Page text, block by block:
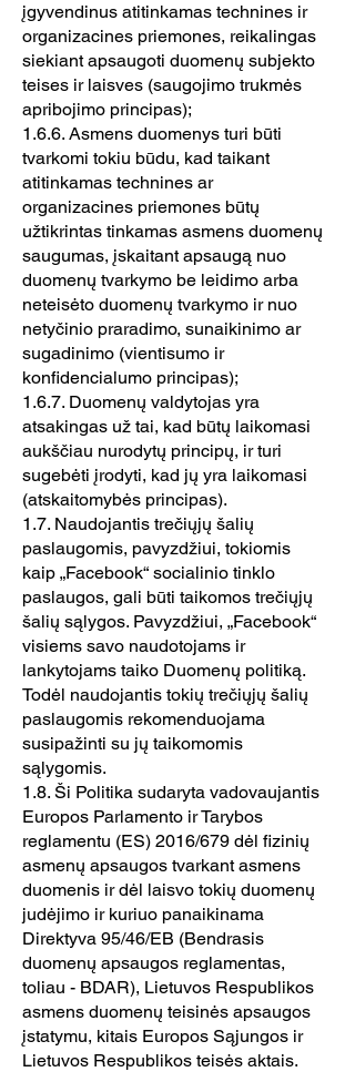
įgyvendinus atitinkamas technines ir
organizacines priemones, reikalingas
siekiant apsaugoti duomenų subjekto
teises ir laisves (saugojimo trukmės
apribojimo principas);
1.6.6. Asmens duomenys turi būti
tvarkomi tokiu būdu, kad taikant
atitinkamas technines ar
organizacines priemones būtų
užtikrintas tinkamas asmens duomenų
saugumas, įskaitant apsaugą nuo
duomenų tvarkymo be leidimo arba
neteisėto duomenų tvarkymo ir nuo
netyčinio praradimo, sunaikinimo ar
sugadinimo (vientisumo ir
konfidencialumo principas);
1.6.7. Duomenų valdytojas yra
atsakingas už tai, kad būtų laikomasi
aukščiau nurodytų principų, ir turi
sugebėti įrodyti, kad jų yra laikomasi
(atskaitomybės principas).
1.7. Naudojantis trečiųjų šalių
paslaugomis, pavyzdžiui, tokiomis
kaip „Facebook“ socialinio tinklo
paslaugos, gali būti taikomos trečiųjų
šalių sąlygos. Pavyzdžiui, „Facebook“
visiems savo naudotojams ir
lankytojams taiko Duomenų politiką.
Todėl naudojantis tokių trečiųjų šalių
paslaugomis rekomenduojama
susipažinti su jų taikomomis
sąlygomis.
1.8. Ši Politika sudaryta vadovaujantis
Europos Parlamento ir Tarybos
reglamentu (ES) 2016/679 dėl fizinių
asmenų apsaugos tvarkant asmens
duomenis ir dėl laisvo tokių duomenų
judėjimo ir kuriuo panaikinama
Direktyva 95/46/EB (Bendrasis
duomenų apsaugos reglamentas,
toliau - BDAR), Lietuvos Respublikos
asmens duomenų teisinės apsaugos
įstatymu, kitais Europos Sąjungos ir
Lietuvos Respublikos teisės aktais.